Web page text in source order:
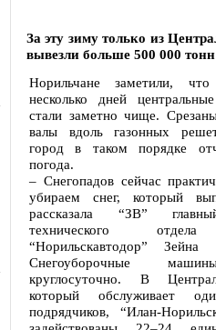
За эту зиму только из
вывезли больше 500 000 тонн
Норильчане заметили,
несколько дней
стали заметно чище.
валы вдоль газонных
город в таком порядке
погода.
– Снегопадов сейчас
убираем снег, который
рассказала “ЗВ”
технического отдела
“Норильскавтодор”
Снегоуборочные
круглосуточно. В
который обслуживает
подрядчиков, “Илан-